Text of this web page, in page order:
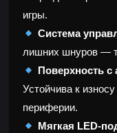
игры.
Система
лишних шнуров —
Поверхность
Устойчива к
периферии.
Мягкая LED-